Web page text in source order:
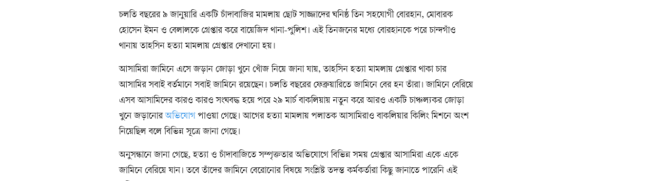
চলতি বছরের ৯ জানুয়ারি একটি চাঁদাবাজির মামলায় ছোট সাজ্জাদের ঘনিষ্ঠ তিন সহযোগী বোরহান, মোবারক
হোসেন ইমন ও বেলালকে গ্রেপ্তার করে বায়েজিদ থানা-পুলিশ। এই তিনজনের মধ্যে বোরহানকে পরে চান্দগাঁও
থানায় তাহসিন হত্যা মামলায় গ্রেপ্তার দেখানো হয়।
আসামিরা জামিনে এসে জড়ান জোড়া খুনে খোঁজ নিয়ে জানা যায়, তাহসিন হত্যা মামলায় গ্রেপ্তার থাকা চার
আসামির সবাই বর্তমানে সবাই জামিনে রয়েছেন। চলতি বছরের ফেব্রুয়ারিতে জামিনে বের হন তাঁরা। জামিনে বেরিয়ে
এসব আসামিদের কারও কারও সংঘবদ্ধ হয়ে পরে ২৯ মার্চ বাকলিয়ায় নতুন করে আরও একটি চাঞ্চল্যকর জোড়া
খুনে জড়ানোরঅভিযোগ পাওয়া গেছে। আগের হত্যা মামলায় পলাতক আসামিরাও বাকলিয়ার কিলিং মিশনে অংশ
নিয়েছিল বলে বিভিন্ন সূত্রে জানা গেছে।
অনুসন্ধানে জানা গেছে, হত্যা ও চাঁদাবাজিতে সম্পৃক্ততার অভিযোগে বিভিন্ন সময় গ্রেপ্তার আসামিরা একে একে
জামিনে বেরিয়ে যান। তবে তাঁদের জামিনে বেরোনোর বিষয়ে সংশ্লিষ্ট তদন্ত কর্মকর্তারা কিছু জানাতে পারেনি এই